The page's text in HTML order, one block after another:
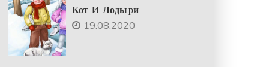
Кот И Лодыри
19.08.2020